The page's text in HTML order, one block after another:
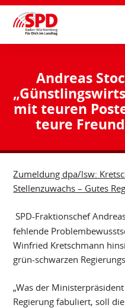
Andreas
mit teuren
teure
Zumeldung dpa/lsw:
Stellenzuwachs – Gutes
SPD-Fraktionschef
fehlende
Winfried Kretschmann
grün-schwarzen
„Was der
Regierung fabuliert, soll